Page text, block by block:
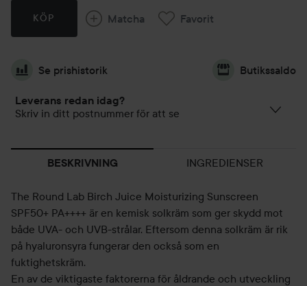
KÖP Matcha Favorit
Se prishistorik Butikssaldo
Leverans redan idag?
Skriv in ditt postnummer för att se
BESKRIVNING INGREDIENSER
The Round Lab Birch Juice Moisturizing Sunscreen
SPF50+ PA++++ är en kemisk solkräm som ger skydd mot
både UVA- och UVB-strålar. Eftersom denna solkräm är rik
på hyaluronsyra fungerar den också som en
fuktighetskräm.
En av de viktigaste faktorerna för åldrande och utveckling